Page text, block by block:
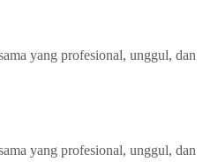
yang profesional, unggul, dan
yang profesional, unggul, dan